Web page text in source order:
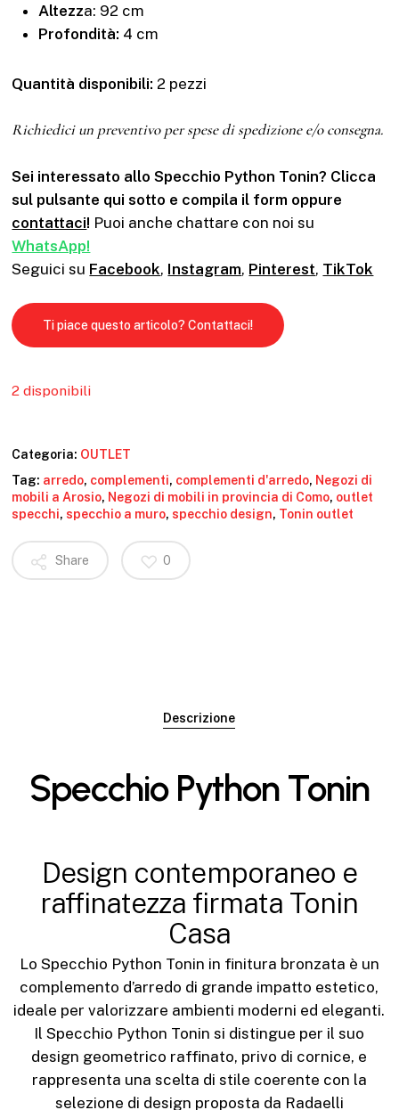
Altezza: 92 cm
Profondità: 4 cm
Quantità disponibili: 2 pezzi
Richiedici un preventivo per spese di spedizione e/o consegna.
Sei interessato allo Specchio Python Tonin? Clicca
sul pulsante qui sotto e compila il form oppure
contattaci! Puoi anche chattare con noi su
WhatsApp!
Seguici su Facebook, Instagram, Pinterest, TikTok
Ti piace questo articolo? Contattaci!
2 disponibili
Categoria: OUTLET
Tag: arredo, complementi, complementi d'arredo, Negozi di
mobili a Arosio, Negozi di mobili in provincia di Como, outlet
specchi, specchio a muro, specchio design, Tonin outlet
Share 0
Descrizione
Specchio Python Tonin
Design contemporaneo e
raffinatezza firmata Tonin
Casa
Lo Specchio Python Tonin in finitura bronzata è un
complemento d’arredo di grande impatto estetico,
ideale per valorizzare ambienti moderni ed eleganti.
Il Specchio Python Tonin si distingue per il suo
design geometrico raffinato, privo di cornice, e
rappresenta una scelta di stile coerente con la
selezione di design proposta da Radaelli